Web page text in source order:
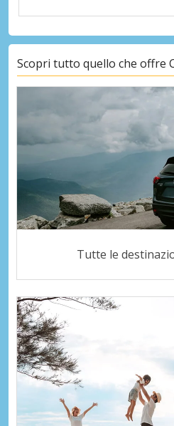
Scopri tutto quello che offre
Tutte le